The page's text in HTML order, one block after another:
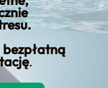
bezpłatną
.